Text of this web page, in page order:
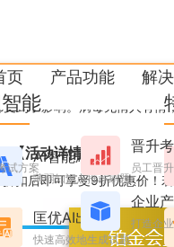
页
能
AI智能刷题
薄弱知识点推荐刷题
匡优AI出题
快速高效地生成试题
产品功能
试方案
晋升
员工晋
企业
打造企
解
来获取优
了影响。病毒无情人有
【活动详情】
扣后即可享受9折优惠价！